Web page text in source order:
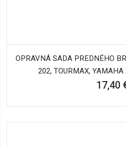
OPRAVNÁ SADA PREDNÉHO
202, TOURMAX,
17,40